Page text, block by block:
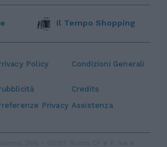
Policy Condizioni Generali
Credits
Privacy Assistenza
Il Tempo Shopping